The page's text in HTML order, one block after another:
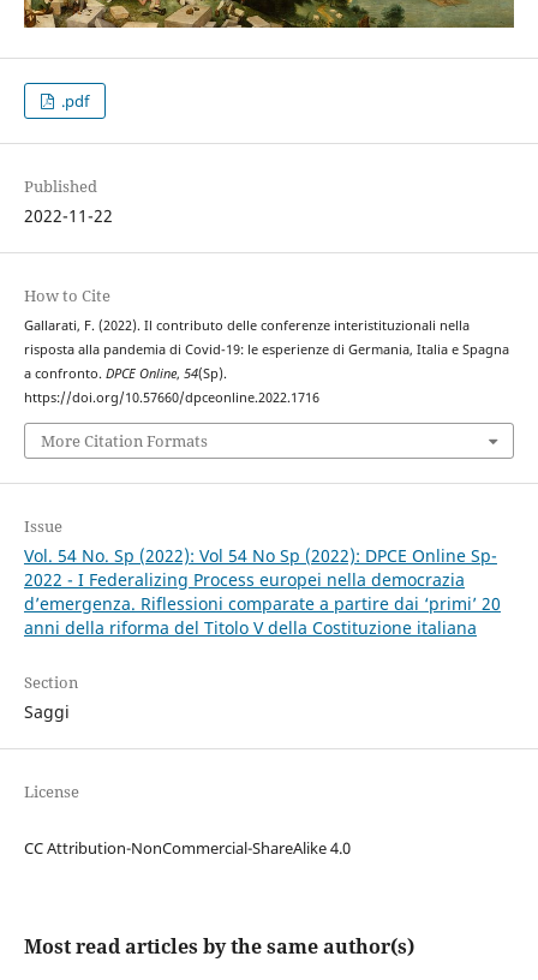
.pdf
Published
2022-11-22
How to Cite
Gallarati, F. (2022). Il contributo delle conferenze interistituzionali nella
risposta alla pandemia di Covid-19: le esperienze di Germania, Italia e Spagna
a confronto. DPCE Online, 54(Sp).
https://doi.org/10.57660/dpceonline.2022.1716
More Citation Formats
Issue
Vol. 54 No. Sp (2022): Vol 54 No Sp (2022): DPCE Online Sp-
2022 - I Federalizing Process europei nella democrazia
d’emergenza. Riflessioni comparate a partire dai ‘primi’ 20
anni della riforma del Titolo V della Costituzione italiana
Section
Saggi
License
CC Attribution-NonCommercial-ShareAlike 4.0
Most read articles by the same author(s)